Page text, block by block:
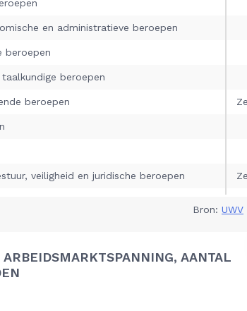
Bron: UWV
ARBEIDSMARKTSPANNING, AANTAL